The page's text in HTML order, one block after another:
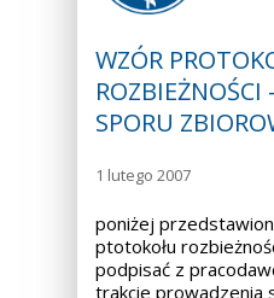
WZÓR
ROZBIEŻNOŚCI
SPORU
1 lutego 2007
poniżej
ptotokołu
podpisać z
trakcie prowadzenia